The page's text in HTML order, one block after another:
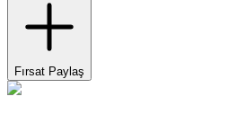
Fırsat Paylaş